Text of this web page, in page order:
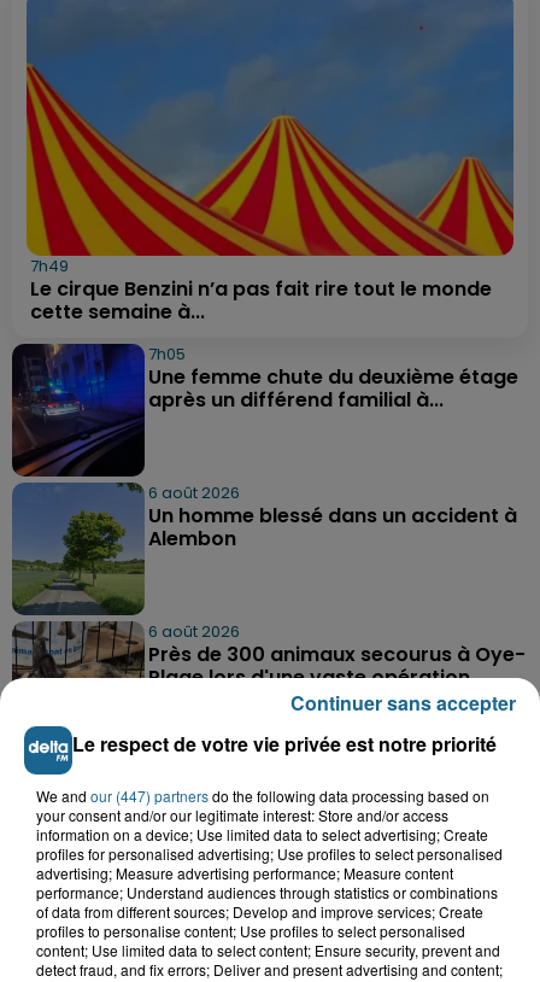
7h49
Le cirque Benzini n’a pas fait rire tout le monde
cette semaine à...
7h05
Une femme chute du deuxième étage
après un différend familial à...
6 août 2026
Un homme blessé dans un accident à
Alembon
6 août 2026
Près de 300 animaux secourus à Oye-
Plage lors d'une vaste opération
A GAGNER
Le respect de votre vie privée est notre priorité
We and our (447) partnersdo the following data processing based on
your consent and/or our legitimate interest: Store and/or access
information on a device; Use limited data to select advertising; Create
profiles for personalised advertising; Use profiles to select personalised
advertising; Measure advertising performance; Measure content
performance; Understand audiences through statistics or combinations
of data from different sources; Develop and improve services; Create
profiles to personalise content; Use profiles to select personalised
content; Use limited data to select content; Ensure security, prevent and
detect fraud, and fix errors; Deliver and present advertising and content;
Continuer sans accepter